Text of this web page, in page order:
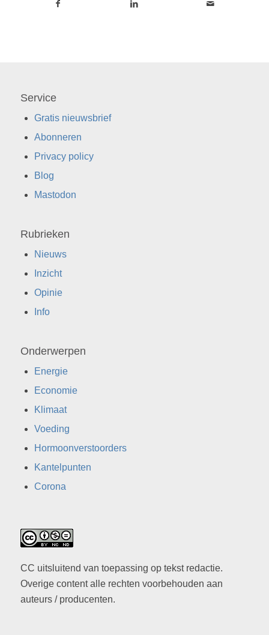
Service
Gratis nieuwsbrief
Abonneren
Privacy policy
Blog
Mastodon
Rubrieken
Nieuws
Inzicht
Opinie
Info
Onderwerpen
Energie
Economie
Klimaat
Voeding
Hormoonverstoorders
Kantelpunten
Corona
CC uitsluitend van toepassing op tekst redactie.
Overige content alle rechten voorbehouden aan
auteurs / producenten.